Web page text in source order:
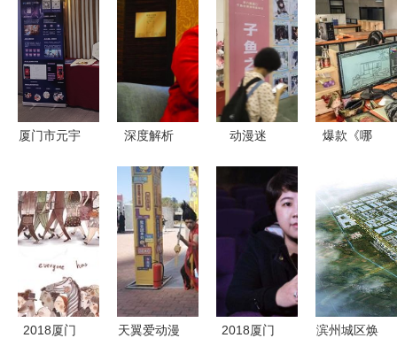
厦门市元宇
成立 开启
动漫开发崭
新篇章
深度解析
磅参展厦门
动漫游戏产
业发展峰
会，演
绎“翻阅·漫
画”跨界新
动漫迷
界” 第六届
厦门子鱼动
漫展盛大开
爆款《哪
10亿！全片
最燃场面出
自厦门这家
动漫公司
2018厦门
天翼爱动漫
2018厦门
滨州城区焕